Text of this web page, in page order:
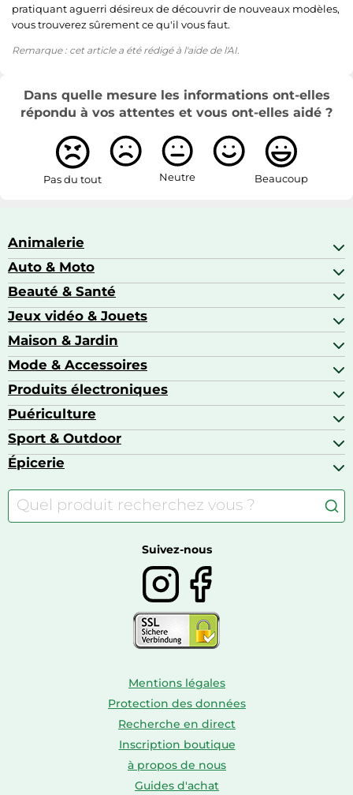
pratiquant aguerri désireux de découvrir de nouveaux modèles,
vous trouverez sûrement ce qu'il vous faut.
Remarque : cet article a été rédigé à l'aide de l'AI.
Dans quelle mesure les informations ont-elles
répondu à vos attentes et vous ont-elles aidé ?
Pas du tout Neutre Beaucoup
Animalerie
Abris pour animaux sauvages
Aquariophilie
Colliers GPS
Auto & Moto
Accessoires auto
Attelage & portage
Autoradios
Beauté & Santé
Alimentation bébé
Amour & contraception
Appareils de coiffure
Jeux vidéo & Jouets
Accessoires de gaming
Consoles de jeux
Drones
Maison & Jardin
Ameublement
Articles de cuisine & d'entretien ménager
Aspirateurs souffleurs
Mode & Accessoires
Accessoires de mode
Arts textiles
Bagages
Produits électroniques
Accessoires smartphones
Appareils photo hybrides
Appareils photo numériques
Puériculture
Chaises hautes
Jouets
Meubles à langer
Sport & Outdoor
Appareils de fitness
Camping
Caravaning
Épicerie
Autour du café
Autour du thé
Suivez-nous
Mentions légales
Protection des données
Recherche en direct
Inscription boutique
à propos de nous
Guides d'achat